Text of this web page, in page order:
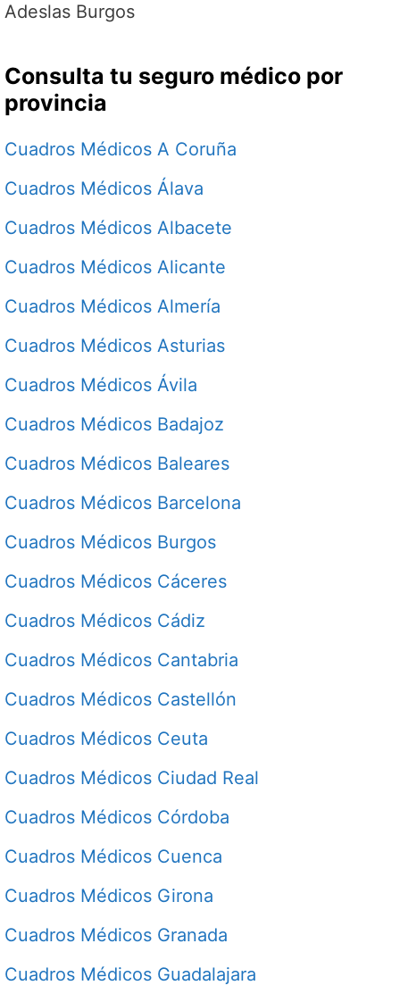
Adeslas Burgos
Consulta tu seguro médico por
provincia
Cuadros Médicos A Coruña
Cuadros Médicos Álava
Cuadros Médicos Albacete
Cuadros Médicos Alicante
Cuadros Médicos Almería
Cuadros Médicos Asturias
Cuadros Médicos Ávila
Cuadros Médicos Badajoz
Cuadros Médicos Baleares
Cuadros Médicos Barcelona
Cuadros Médicos Burgos
Cuadros Médicos Cáceres
Cuadros Médicos Cádiz
Cuadros Médicos Cantabria
Cuadros Médicos Castellón
Cuadros Médicos Ceuta
Cuadros Médicos Ciudad Real
Cuadros Médicos Córdoba
Cuadros Médicos Cuenca
Cuadros Médicos Girona
Cuadros Médicos Granada
Cuadros Médicos Guadalajara